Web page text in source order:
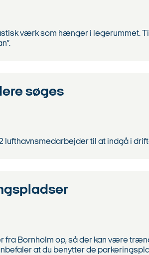
værk som hænger i legerummet.
søges
lufthavnsmedarbejder til at indgå i
fra Bornholm op, så der kan være
at du benytter de